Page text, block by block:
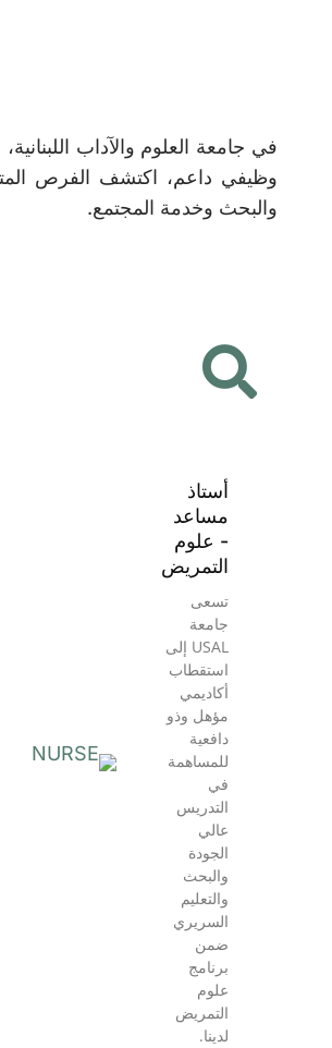
في جامعة العلوم والآداب
وظيفي داعم، اكتشف الفرص
والبحث وخدمة المجتمع.
أستاذ
مساعد
- علوم
التمريض
تسعى
جامعة
USAL إلى
استقطاب
أكاديمي
مؤهل وذو
دافعية
للمساهمة
في
التدريس
عالي
الجودة
والبحث
والتعليم
السريري
ضمن
برنامج
علوم
التمريض
لدينا.